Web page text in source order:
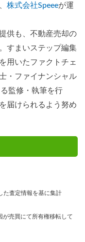
株式会社Speeeが運
供も、不動産売却の
すまいステップ編集
用いたファクトチェ
・ファイナンシャル
監修・執筆を行
届けられるよう努め
た査定情報を基に集計
が売買にて所有権移転して